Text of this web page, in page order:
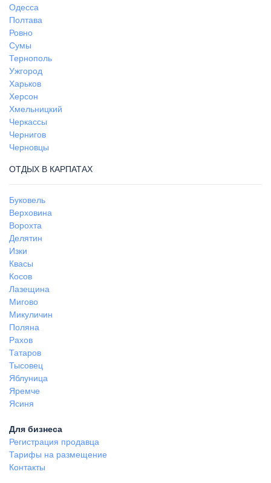
Одесса
Полтава
Ровно
Сумы
Тернополь
Ужгород
Харьков
Херсон
Хмельницкий
Черкассы
Чернигов
Черновцы
ОТДЫХ В КАРПАТАХ
Буковель
Верховина
Ворохта
Делятин
Изки
Квасы
Косов
Лазещина
Мигово
Микуличин
Поляна
Рахов
Татаров
Тысовец
Яблуница
Яремче
Ясиня
Для бизнеса
Регистрация продавца
Тарифы на размещение
Контакты